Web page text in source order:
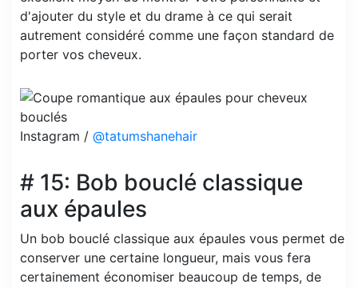
d'ajouter du style et du drame à ce qui serait
autrement considéré comme une façon standard de
porter vos cheveux.
Instagram / @tatumshanehair
# 15: Bob bouclé classique
aux épaules
Un bob bouclé classique aux épaules vous permet de
conserver une certaine longueur, mais vous fera
certainement économiser beaucoup de temps, de